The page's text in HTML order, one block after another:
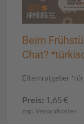
Beim
Chat?
Elternratgeber
Preis: 1,65€
zzgl. Versandkosten